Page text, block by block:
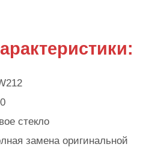
стекло
замена оригинальной